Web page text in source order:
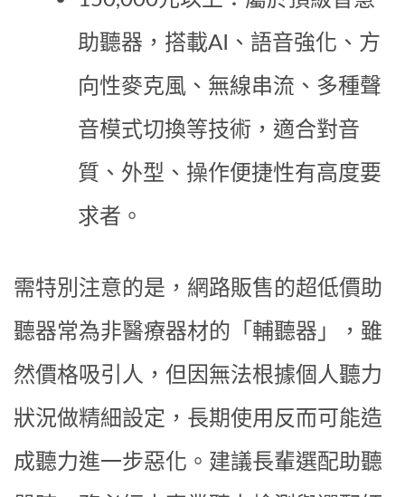
助聽器，搭載AI、語音強化、方
向性麥克風、無線串流、多種聲
音模式切換等技術，適合對音
質、外型、操作便捷性有高度要
求者。
需特別注意的是，網路販售的超低價助
聽器常為非醫療器材的「輔聽器」，雖
然價格吸引人，但因無法根據個人聽力
狀況做精細設定，長期使用反而可能造
成聽力進一步惡化。建議長輩選配助聽